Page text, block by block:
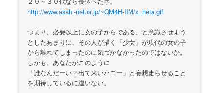
http://www.asahi-net.or.jp/~QM4H-IIM/x_heta.gif
つまり、必要以上に女の子からである、と意識させよう
としたあまりに、その人が描く「少女」が現代の女の子
から離れてしまったのに気づかなかったのではないか。
しかも、あなたがこのように
「誰なんだーい？出て来いハニー」と妄想走らせること
を期待しているに違いない。